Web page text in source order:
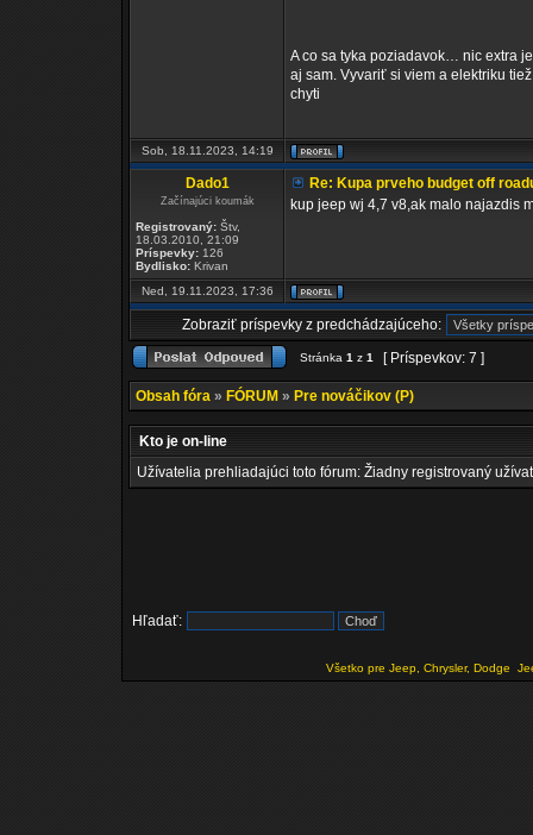
A co sa tyka poziadavok… nic extra
aj sam. Vyvariť si viem a elektriku
chyti
Sob, 18.11.2023, 14:19
Dado1
Začínajúci koumák
Registrovaný: Štv,
18.03.2010, 21:09
Príspevky: 126
Bydlisko: Krivan
Re: Kupa prveho budget off
kup jeep wj 4,7 v8,ak malo najazdis
Ned, 19.11.2023, 17:36
Zobraziť príspevky z predchádzajúceho:
Stránka 1 z 1 [ Príspevkov: 7 ]
Obsah fóra » FÓRUM » Pre nováčikov (P)
Kto je on-line
Užívatelia prehliadajúci toto fórum: Žiadny registrovaný
Hľadať:
Všetko pre Jeep, Chrysler, Dodge